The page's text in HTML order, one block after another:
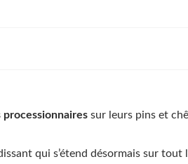
processionnaires sur leurs pins et
qui s’étend désormais sur